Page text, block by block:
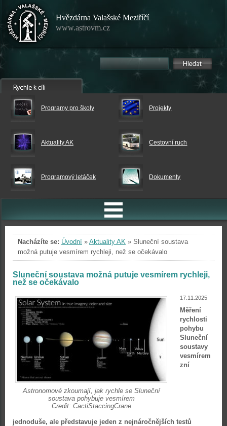
Hvězdárna Valašské Meziříčí
www.astrovm.cz
Programy pro školy Projekty
Aktuality AK Cestovní ruch
Programový letáček Dokumenty
Nacházíte se: Úvodní » Aktuality AK » Sluneční soustava
možná putuje vesmírem rychleji, než se očekávalo
Sluneční soustava možná putuje vesmírem rychleji,
než se očekávalo
17.11.2025
Astronomové zkoumají, jak rychle se Sluneční
soustava pohybuje vesmírem
Credit: CactiStaccingCrane
Měření
rychlosti
pohybu
Sluneční
soustavy
vesmírem
zní
jednoduše, ale představuje jeden z nejnáročnějších testů